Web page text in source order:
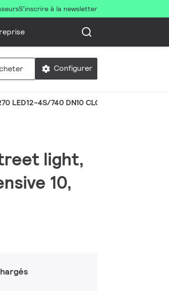
S’inscrire à la newsletter
Configurer
LED12-4S/740 DN10 CLO SRT SRB 62P
light,
10,